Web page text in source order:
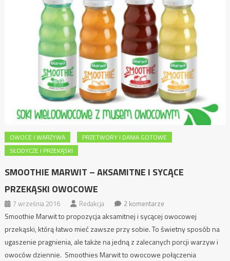
OWOCE I WARZYWA
PRZETWORY I DANIA GOTOWE
SŁODYCZE I PRZEKĄSKI
SMOOTHIE MARWIT – AKSAMITNE I SYCĄCE
PRZEKĄSKI OWOCOWE
7 września 2016 Redakcja 2 komentarze
Smoothie Marwit to propozycja aksamitnej i sycącej owocowej
przekąski, którą łatwo mieć zawsze przy sobie. To świetny sposób na
ugaszenie pragnienia, ale także na jedną z zalecanych porcji warzyw i
owoców dziennie. Smoothies Marwit to owocowe połączenia